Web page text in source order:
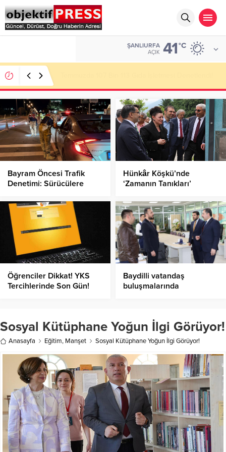
ŞANLIURFA
AÇIK 41°C
Bayram Öncesi Trafik
Denetimi: Sürücülere
Hünkâr Köşkü’nde
‘Zamanın Tanıkları’
Öğrenciler Dikkat! YKS
Tercihlerinde Son Gün!
Baydilli vatandaş
buluşmalarında
Sosyal Kütüphane Yoğun İlgi Görüyor!
Anasayfa Eğitim, Manşet Sosyal Kütüphane Yoğun İlgi Görüyor!